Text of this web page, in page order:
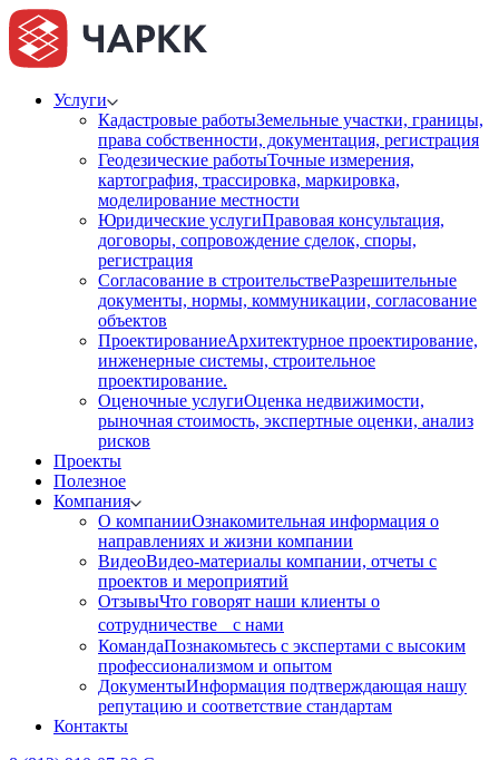
Услуги
Кадастровые работыЗемельные участки, границы,
права собственности, документация, регистрация
Геодезические работыТочные измерения,
картография, трассировка, маркировка,
моделирование местности
Юридические услугиПравовая консультация,
договоры, сопровождение сделок, споры,
регистрация
Согласование в строительствеРазрешительные
документы, нормы, коммуникации, согласование
объектов
ПроектированиеАрхитектурное проектирование,
инженерные системы, строительное
проектирование.
Оценочные услугиОценка недвижимости,
рыночная стоимость, экспертные оценки, анализ
рисков
Проекты
Полезное
Компания
О компанииОзнакомительная информация о
направлениях и жизни компании
ВидеоВидео-материалы компании, отчеты с
проектов и мероприятий
ОтзывыЧто говорят наши клиенты о
сотрудничестве с нами
КомандаПознакомьтесь с экспертами с высоким
профессионализмом и опытом
ДокументыИнформация подтверждающая нашу
репутацию и соответствие стандартам
Контакты